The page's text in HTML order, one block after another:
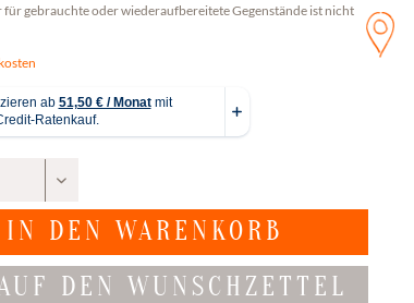
für gebrauchte oder wiederaufbereitete Gegenstände ist nicht
IN DEN
WARENKORB
DEN WUNSCHZETTEL